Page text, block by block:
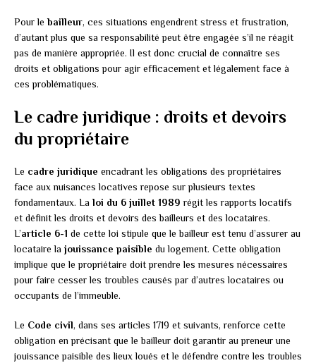
Pour lebailleur, ces situations engendrent stress et frustration,
d’autant plus que sa responsabilité peut être engagée s’il ne réagit
pas de manière appropriée. Il est donc crucial de connaître ses
droits et obligations pour agir efficacement et légalement face à
ces problématiques.
Le cadre juridique : droits et devoirs
du propriétaire
Le cadre juridique encadrant les obligations des propriétaires
face aux nuisances locatives repose sur plusieurs textes
fondamentaux. La loi du 6 juillet 1989 régit les rapports locatifs
et définit les droits et devoirs des bailleurs et des locataires.
L’article 6-1 de cette loi stipule que le bailleur est tenu d’assurer au
locataire la jouissance paisible du logement. Cette obligation
implique que le propriétaire doit prendre les mesures nécessaires
pour faire cesser les troubles causés par d’autres locataires ou
occupants de l’immeuble.
Le Code civil, dans ses articles 1719 et suivants, renforce cette
obligation en précisant que le bailleur doit garantir au preneur une
jouissance paisible des lieux loués et le défendre contre les troubles